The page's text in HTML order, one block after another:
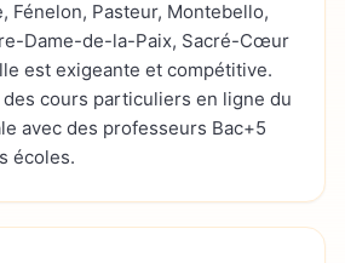
Fénelon, Pasteur, Montebello,
Dame-de-la-Paix, Sacré-Cœur
est exigeante et compétitive.
cours particuliers en ligne du
avec des professeurs Bac+5
écoles.